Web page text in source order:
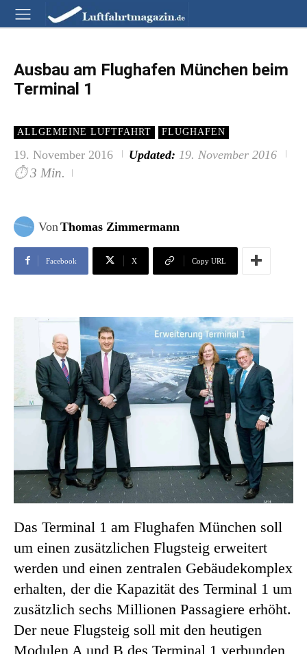
Ausbau am Flughafen München beim
Terminal 1
ALLGEMEINE LUFTFAHRT FLUGHAFEN
19. November 2016 Updated: 19. November 2016
⏱ 3 Min.
Von Thomas Zimmermann
Facebook X Copy URL
Das Terminal 1 am Flughafen München soll
um einen zusätzlichen Flugsteig erweitert
werden und einen zentralen Gebäudekomplex
erhalten, der die Kapazität des Terminal 1 um
zusätzlich sechs Millionen Passagiere erhöht.
Der neue Flugsteig soll mit den heutigen
Modulen A und B des Terminal 1 verbunden